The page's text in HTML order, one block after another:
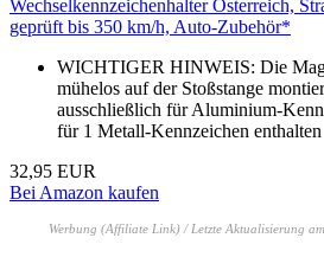
Wechselkennzeichenhalter Österreich,
geprüft bis 350 km/h, Auto-Zubehör*
WICHTIGER HINWEIS: Die
mühelos auf der Stoßstange
ausschließlich für Aluminium-
für 1 Metall-Kennzeichen enthalten
32,95 EUR
Bei Amazon kaufen
Werbung (Affiliate Link) / Letzte Aktualisierung